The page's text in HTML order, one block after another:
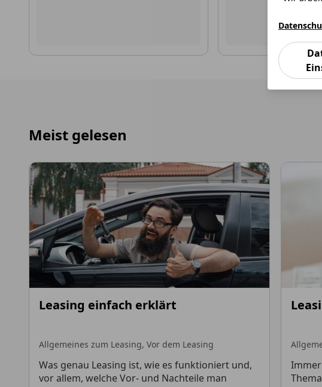
Meist gelesen
Leasing einfach erklärt
Allgemeines zum Leasing, Vor dem Leasing
Was genau Leasing ist, wie es funktioniert und,
vor allem, welche Vor- und Nachteile man